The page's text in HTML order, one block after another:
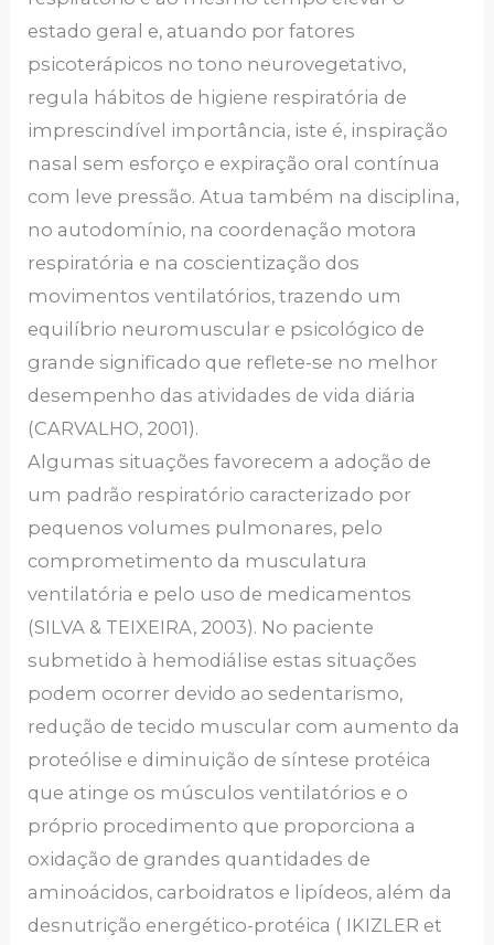
estado geral e, atuando por fatores
psicoterápicos no tono neurovegetativo,
regula hábitos de higiene respiratória de
imprescindível importância, iste é, inspiração
nasal sem esforço e expiração oral contínua
com leve pressão. Atua também na disciplina,
no autodomínio, na coordenação motora
respiratória e na coscientização dos
movimentos ventilatórios, trazendo um
equilíbrio neuromuscular e psicológico de
grande significado que reflete-se no melhor
desempenho das atividades de vida diária
(CARVALHO, 2001).
Algumas situações favorecem a adoção de
um padrão respiratório caracterizado por
pequenos volumes pulmonares, pelo
comprometimento da musculatura
ventilatória e pelo uso de medicamentos
(SILVA & TEIXEIRA, 2003). No paciente
submetido à hemodiálise estas situações
podem ocorrer devido ao sedentarismo,
redução de tecido muscular com aumento da
proteólise e diminuição de síntese protéica
que atinge os músculos ventilatórios e o
próprio procedimento que proporciona a
oxidação de grandes quantidades de
aminoácidos, carboidratos e lipídeos, além da
desnutrição energético-protéica ( IKIZLER et